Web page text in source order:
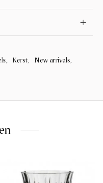
Kerst New arrivals